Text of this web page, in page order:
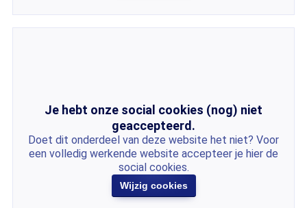
Je hebt onze social cookies (nog) niet
geaccepteerd.
Doet dit onderdeel van deze website het niet? Voor
een volledig werkende website accepteer je hier de
social cookies.
Wijzig cookies